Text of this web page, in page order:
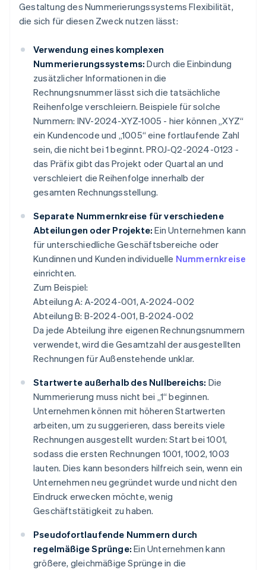
Gestaltung des Nummerierungssystems Flexibilität,
die sich für diesen Zweck nutzen lässt:
Verwendung eines komplexen
Nummerierungssystems: Durch die Einbindung
zusätzlicher Informationen in die
Rechnungsnummer lässt sich die tatsächliche
Reihenfolge verschleiern. Beispiele für solche
Nummern: INV-2024-XYZ-1005 - hier können „XYZ“
ein Kundencode und „1005“ eine fortlaufende Zahl
sein, die nicht bei 1 beginnt. PROJ-Q2-2024-0123 -
das Präfix gibt das Projekt oder Quartal an und
verschleiert die Reihenfolge innerhalb der
gesamten Rechnungsstellung.
Separate Nummernkreise für verschiedene
Abteilungen oder Projekte: Ein Unternehmen kann
für unterschiedliche Geschäftsbereiche oder
Kundinnen und Kunden individuelle Nummernkreise
einrichten.
Zum Beispiel:
Abteilung A: A-2024-001, A-2024-002
Abteilung B: B-2024-001, B-2024-002
Da jede Abteilung ihre eigenen Rechnungsnummern
verwendet, wird die Gesamtzahl der ausgestellten
Rechnungen für Außenstehende unklar.
Startwerte außerhalb des Nullbereichs: Die
Nummerierung muss nicht bei „1“ beginnen.
Unternehmen können mit höheren Startwerten
arbeiten, um zu suggerieren, dass bereits viele
Rechnungen ausgestellt wurden: Start bei 1001,
sodass die ersten Rechnungen 1001, 1002, 1003
lauten. Dies kann besonders hilfreich sein, wenn ein
Unternehmen neu gegründet wurde und nicht den
Eindruck erwecken möchte, wenig
Geschäftstätigkeit zu haben.
Pseudofortlaufende Nummern durch
regelmäßige Sprünge: Ein Unternehmen kann
größere, gleichmäßige Sprünge in die